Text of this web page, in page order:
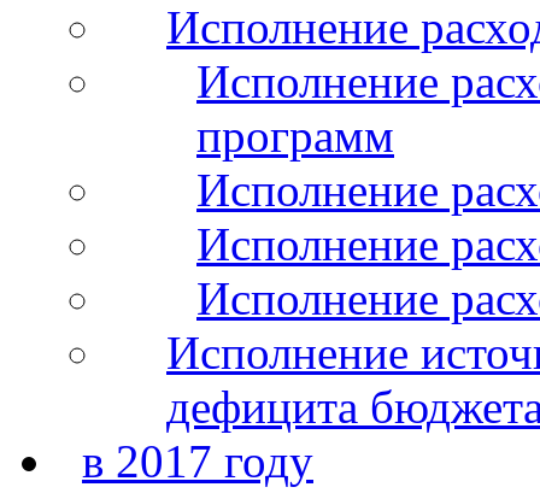
Исполнение
Исполнение
программ
Исполнение
Исполнение
Исполнение
Исполнение
дефицита
в 2017 году